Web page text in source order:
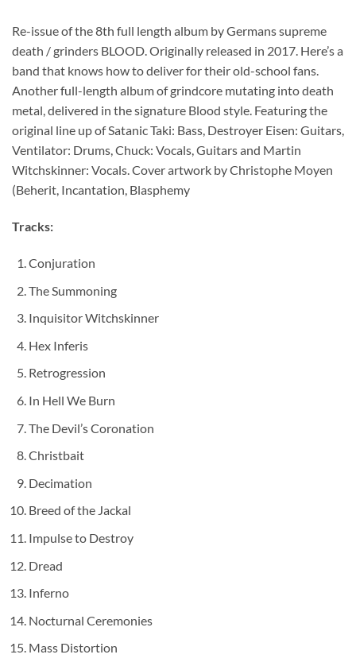
Re-issue of the 8th full length album by Germans supreme
death / grinders BLOOD. Originally released in 2017. Here’s a
band that knows how to deliver for their old-school fans.
Another full-length album of grindcore mutating into death
metal, delivered in the signature Blood style. Featuring the
original line up of Satanic Taki: Bass, Destroyer Eisen: Guitars,
Ventilator: Drums, Chuck: Vocals, Guitars and Martin
Witchskinner: Vocals. Cover artwork by Christophe Moyen
(Beherit, Incantation, Blasphemy
Tracks:
Conjuration
The Summoning
Inquisitor Witchskinner
Hex Inferis
Retrogression
In Hell We Burn
The Devil’s Coronation
Christbait
Decimation
Breed of the Jackal
Impulse to Destroy
Dread
Inferno
Nocturnal Ceremonies
Mass Distortion